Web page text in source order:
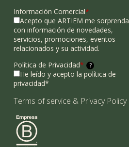
Información Comercial*
Acepto que ARTIEM me sorprenda
con información de novedades,
servicios, promociones, eventos
relacionados y su actividad.
Política de Privacidad* ?
He leído y acepto la política de
privacidad*
Terms of service & Privacy Policy